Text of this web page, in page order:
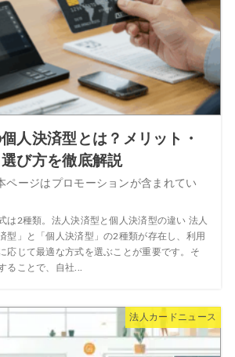
人決済型とは？メリット・
び方を徹底解説
は2種類。法人決済型と個人決済型の違い 法人
型」と「個人決済型」の2種類が存在し、利用
応じて最適な方式を選ぶことが重要です。そ
ることで、自社...
法人カードニュース